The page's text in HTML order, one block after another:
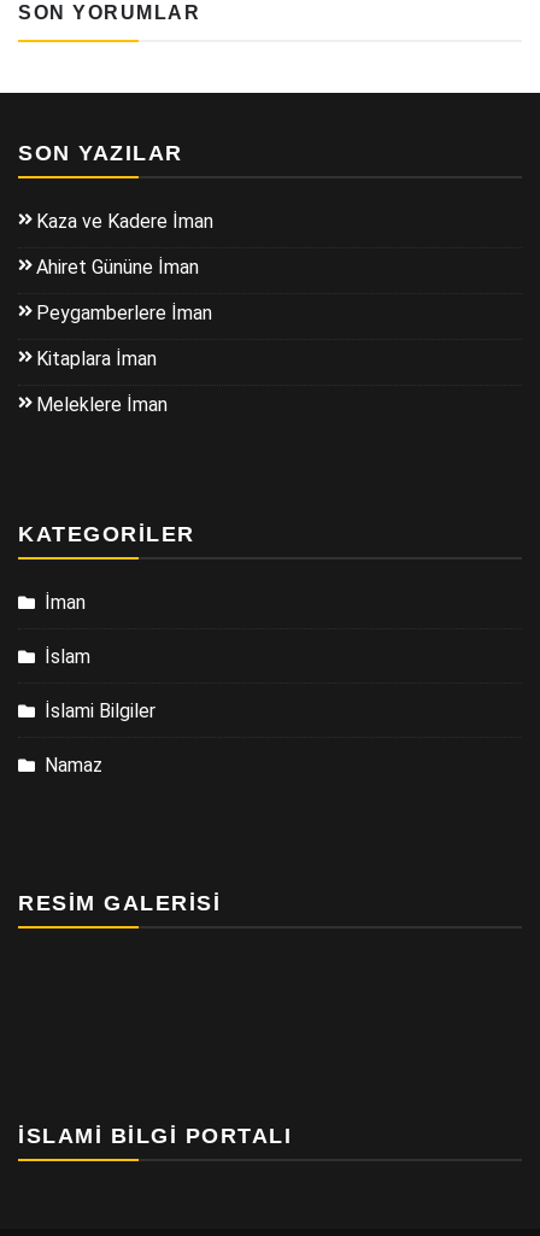
SON YORUMLAR
SON YAZILAR
Kaza ve Kadere İman
Ahiret Gününe İman
Peygamberlere İman
Kitaplara İman
Meleklere İman
KATEGORILER
İman
İslam
İslami Bilgiler
Namaz
RESIM GALERISI
İSLAMI BILGI PORTALI